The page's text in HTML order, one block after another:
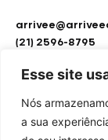
Esse site
Nós
a sua
(21) 2596-8795